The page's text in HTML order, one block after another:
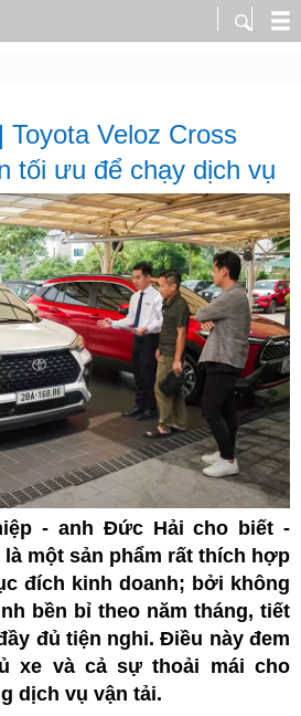
Veloz Cross
tối ưu để chạy dịch vụ
- anh Đức Hải cho biết -
là một sản phẩm rất thích hợp
đích kinh doanh; bởi không
bền bỉ theo năm tháng, tiết
đủ tiện nghi. Điều này đem
xe và cả sự thoải mái cho
dịch vụ vận tải.